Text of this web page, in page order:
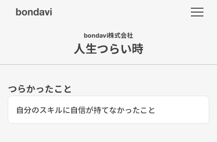
bondavi株式会社
人生つらい時
つらかったこと
自分のスキルに自信が持てなかったこと